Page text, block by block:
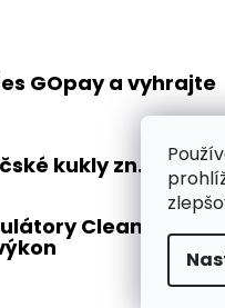
GOpay a vyhrajte
kukly zn.
CleanAIR -